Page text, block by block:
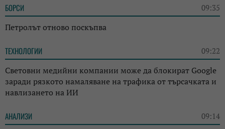
БОРСИ 09:35
Петролът отново поскъпва
ТЕХНОЛОГИИ 09:22
Световни медийни компании може да блокират Google
заради рязкото намаляване на трафика от търсачката и
навлизането на ИИ
АНАЛИЗИ 09:14